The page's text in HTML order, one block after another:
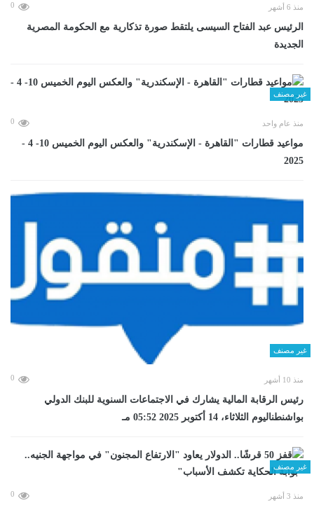
منذ 6 أشهر 0
الرئيس عبد الفتاح السيسى يلتقط صورة تذكارية مع الحكومة المصرية
الجديدة
غير مصنف
منذ عام واحد 0
مواعيد قطارات "القاهرة - الإسكندرية" والعكس اليوم الخميس 10- 4 -
2025
غير مصنف
منذ 10 أشهر 0
رئيس الرقابة المالية يشارك في الاجتماعات السنوية للبنك الدولي
بواشنطناليوم الثلاثاء، 14 أكتوبر 2025 05:52 مـ
غير مصنف
منذ 3 أشهر 0